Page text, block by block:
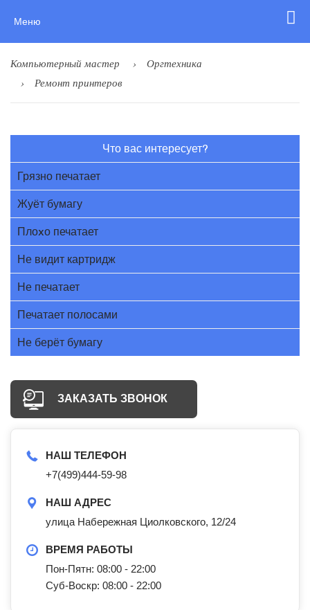
Меню
Компьютерный мастер
Оргтехника
Ремонт принтеров
Что вас интересует?
Грязно печатает
Жуёт бумагу
Плоxо печатает
Не видит картридж
Не печатает
Печатает полосами
Не берёт бумагу
ЗАКАЗАТЬ ЗВОНОК
НАШ ТЕЛЕФОН
+7(499)444-59-98
НАШ АДРЕС
улица Набережная Циолковского, 12/24
ВРЕМЯ РАБОТЫ
Пон-Пятн: 08:00 - 22:00
Суб-Воскр: 08:00 - 22:00